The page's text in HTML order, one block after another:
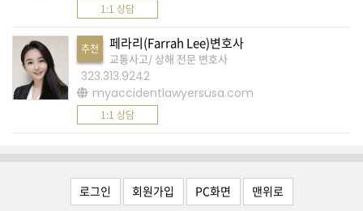
내
확
인
바
1:1 상담
추천 페라리(Farrah Lee)변호사
교통사고/ 상해 전문 변호사
323.313.9242
myaccidentlawyersusa.com
1:1 상담
로그인 회원가입 PC화면 맨위로